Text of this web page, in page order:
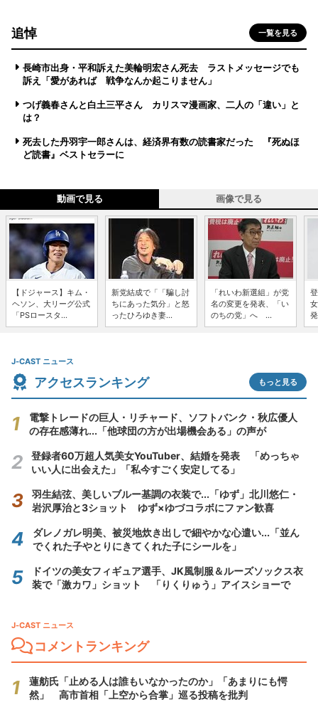
追悼 一覧を見る
長崎市出身・平和訴えた美輪明宏さん死去 ラストメッセージでも
訴え「愛があれば 戦争なんか起こりません」
つげ義春さんと白土三平さん カリスマ漫画家、二人の「違い」と
は？
死去した丹羽宇一郎さんは、経済界有数の読書家だった 『死ぬほ
ど読書』ベストセラーに
動画で見る 画像で見る
【ドジャース】キム・
ヘソン、大リーグ公式
「PSロースタ...
新党結成で「「騙し討
ちにあった気分」と怒
ったひろゆき妻...
「れいわ新選組」が党
名の変更を発表、「い
のちの党」へ ...
J-CAST ニュース
アクセスランキング もっと見る
電撃トレードの巨人・リチャード、ソフトバンク・秋広優人
の存在感薄れ...「他球団の方が出場機会ある」の声が
登録者60万超人気美女YouTuber、結婚を発表 「めっちゃ
いい人に出会えた」「私今すごく安定してる」
羽生結弦、美しいブルー基調の衣装で...「ゆず」北川悠仁・
岩沢厚治と3ショット ゆず×ゆづコラボにファン歓喜
ダレノガレ明美、被災地炊き出しで細やかな心遣い...「並ん
でくれた子やとりにきてくれた子にシールを」
ドイツの美女フィギュア選手、JK風制服＆ルーズソックス衣
装で「激カワ」ショット 「りくりゅう」アイスショーで
J-CAST ニュース
コメントランキング
蓮舫氏「止める人は誰もいなかったのか」「あまりにも愕
然」 高市首相「上空から合掌」巡る投稿を批判